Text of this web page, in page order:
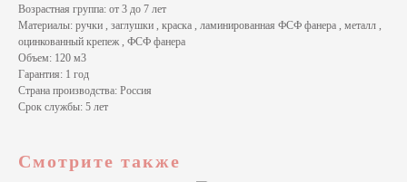
Возрастная группа: от 3 до 7 лет
Материалы: ручки , заглушки , краска , ламинированная ФСФ фанера , металл ,
оцинкованный крепеж , ФСФ фанера
Объем: 120 м3
Гарантия: 1 год
Страна производства: Россия
Срок службы: 5 лет
Смотрите также